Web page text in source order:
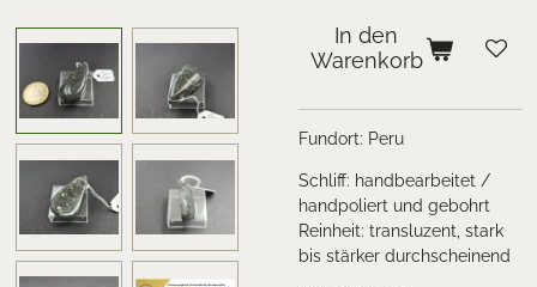
In den
Warenkorb
Fundort: Peru
Schliff: handbearbeitet /
handpoliert und gebohrt
Reinheit: transluzent, stark
bis stärker durchscheinend